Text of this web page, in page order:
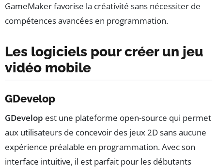
GameMaker favorise la créativité sans nécessiter de
compétences avancées en programmation.
Les logiciels pour créer un jeu
vidéo mobile
GDevelop
GDevelop est une plateforme open-source qui permet
aux utilisateurs de concevoir des jeux 2D sans aucune
expérience préalable en programmation. Avec son
interface intuitive, il est parfait pour les débutants